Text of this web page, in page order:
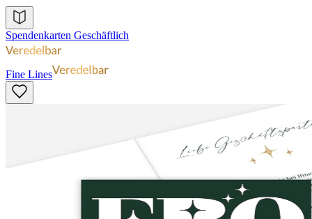
Spendenkarten Geschäftlich
Fine Lines